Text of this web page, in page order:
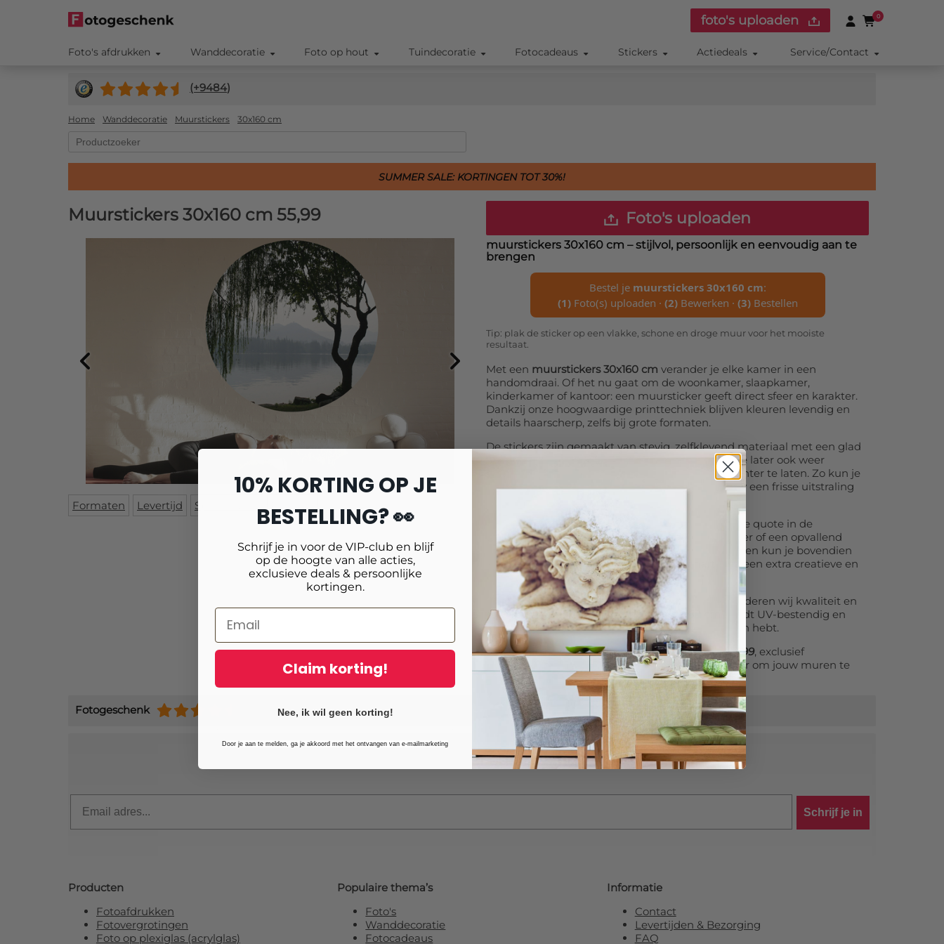
foto's uploaden 0
Foto's afdrukken Wanddecoratie Foto op hout Tuindecoratie Fotocadeaus Stickers Actiedeals Service/Contact
(+9484)
Home Wanddecoratie Muurstickers 30x160 cm
SUMMER SALE: KORTINGEN TOT 30%!
Muurstickers 30x160 cm 55,99
Formaten Levertijd Specificaties
Foto's uploaden
muurstickers 30x160 cm – stijlvol, persoonlijk en eenvoudig aan te
brengen
Bestel je muurstickers 30x160 cm:
(1)Foto(s) uploaden · (2)Bewerken · (3)Bestellen
Tip: plak de sticker op een vlakke, schone en droge muur voor het mooiste
resultaat.
Met een muurstickers 30x160 cm verander je elke kamer in een
handomdraai. Of het nu gaat om de woonkamer, slaapkamer,
kinderkamer of kantoor: een muursticker geeft direct sfeer en karakter.
Dankzij onze hoogwaardige printtechniek blijven kleuren levendig en
details haarscherp, zelfs bij grote formaten.
De stickers zijn gemaakt van stevig, zelfklevend materiaal met een glad
oppervlak. Je brengt ze eenvoudig aan en kunt ze later ook weer
verwijderen of verplaatsen – zonder lijmresten achter te laten. Zo kun je
eindeloos variëren en je interieur telkens opnieuw een frisse uitstraling
De mogelijkheden zijn eindeloos: een inspirerende quote in de
werkkamer, een speels ontwerp in de kinderkamer of een opvallend
kunstwerk in de woonkamer. Bij vierkante formaten kun je bovendien
kiezen voorvormen zoals rond, ovaal of hart
voor een extra creatieve en
persoonlijke touch.
Met bijna 20 jaar ervaring in fotoproducties garanderen wij kwaliteit en
duurzaamheid. Elkemuurstickers 30x160 cm
wordt UV-bestendig en
kleurecht geprint, zodat je er jarenlang plezier van hebt.
Eenmuurstickers 30x160 cmbestel je al vanaf55,99, exclusief
verzendkosten. Een stijlvolle en betaalbare manier om jouw muren te
transformeren tot echte blikvangers.
Fotogeschenk (+9484)
Schrijf je in voor onze nieuwsbrief en ontvang 10% extra korting!
Schrijf je in
Producten
Fotoafdrukken
Fotovergrotingen
Foto op plexiglas (acrylglas)
Populaire thema’s
Foto's
Wanddecoratie
Fotocadeaus
Informatie
Contact
Levertijden & Bezorging
FAQ
10% KORTING OP JE
BESTELLING? 👀
Schrijf je in voor de VIP-club en blijf
op de hoogte van alle acties,
exclusieve deals & persoonlijke
kortingen.
Claim korting!
Nee, ik wil geen korting!
Door je aan te melden, ga je akkoord met het ontvangen van e-mailmarketing